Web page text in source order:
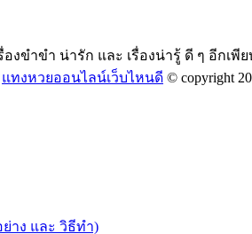
งขำขำ น่ารัก และ เรื่องน่ารู้ ดี ๆ อีกเพีย
แทงหวยออนไลน์เว็บไหนดี © copyright
าง และ วิธีทำ)